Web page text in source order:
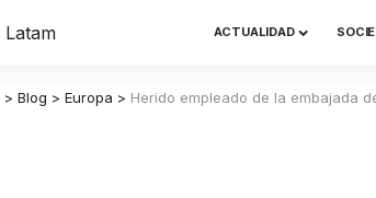
ACTUALIDAD
> Blog > Europa > Herido empleado de la embajada